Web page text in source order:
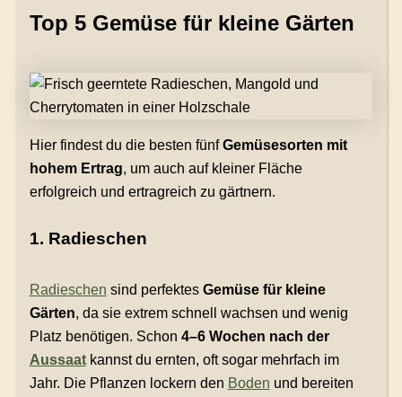
Top 5 Gemüse für kleine Gärten
Hier findest du die besten fünfGemüsesorten mit
hohem Ertrag, um auch auf kleiner Fläche
erfolgreich und ertragreich zu gärtnern.
1. Radieschen
Radieschen sind perfektes Gemüse für kleine
Gärten, da sie extrem schnell wachsen und wenig
Platz benötigen. Schon 4–6 Wochen nach der
Aussaatkannst du ernten, oft sogar mehrfach im
Jahr. Die Pflanzen lockern den Boden und bereiten